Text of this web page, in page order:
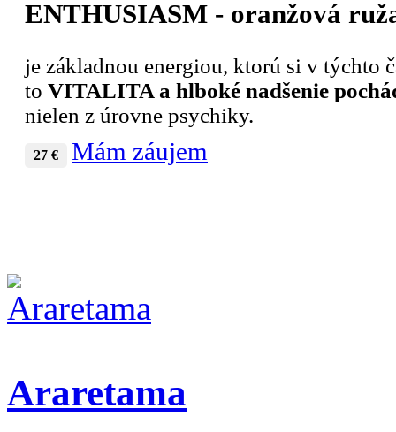
ENTHUSIASM - oranžová
je základnou energiou, ktorú si v týchto
to VITALITA a hlboké nadšenie
nielen z úrovne psychiky.
27 € Mám záujem
Araretama